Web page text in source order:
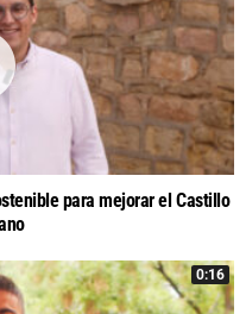
para mejorar el Castillo
0:16